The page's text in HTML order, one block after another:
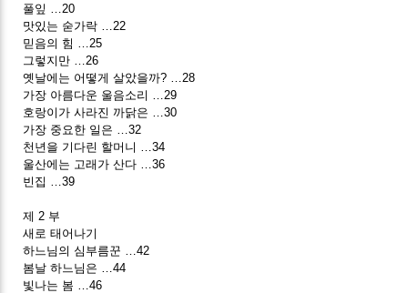
풀잎 …20
맛있는 숟가락 …22
믿음의 힘 …25
그렇지만 …26
옛날에는 어떻게 살았을까? …28
가장 아름다운 울음소리 …29
호랑이가 사라진 까닭은 …30
가장 중요한 일은 …32
천년을 기다린 할머니 …34
울산에는 고래가 산다 …36
빈집 …39
제 2 부
새로 태어나기
하느님의 심부름꾼 …42
봄날 하느님은 …44
빛나는 봄 …46